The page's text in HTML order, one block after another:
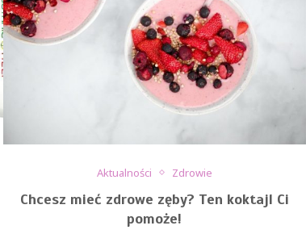
Aktualności Zdrowie
Chcesz mieć zdrowe zęby? Ten koktajl Ci
pomoże!